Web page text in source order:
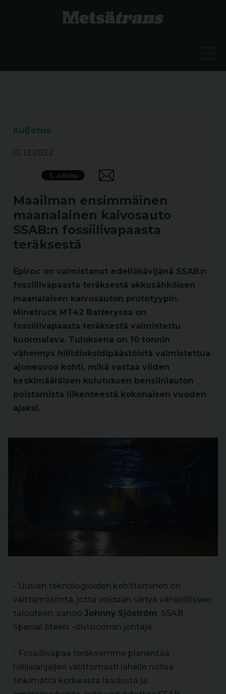
Kuljetus
01.12.2022
Maailman ensimmäinen
maanalainen kaivosauto
SSAB:n fossiilivapaasta
teräksestä
Epiroc on valmistanut edelläkävijänä SSAB:n
fossiilivapaasta teräksestä akkusähköisen
maanalaisen kaivosauton prototyypin.
Minetruck MT42 Batteryssa on
fossiilivapaasta teräksestä valmistettu
kuormalava. Tuloksena on 10 tonnin
vähennys hiilidioksidipäästöistä valmistettua
ajoneuvoa kohti, mikä vastaa viiden
keskimääräisen kulutuksen bensiiniauton
poistamista liikenteestä kokonaisen vuoden
ajaksi.
- Uusien teknologioiden kehittäminen on
välttämätöntä, jotta voidaan siirtyä vähähiiliseen
talouteen, sanoo Johnny Sjöström, SSAB
Special Steels -divisioonan johtaja.
- Fossiilivapaa teräksemme pienentää
hiilijalanjäljen välittömästi lähelle nollaa
tinkimättä korkeasta laadusta ja